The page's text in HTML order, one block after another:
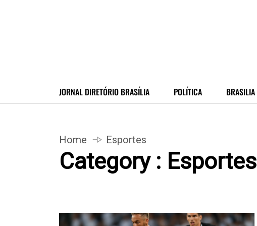
JORNAL DIRETÓRIO BRASÍLIA POLÍTICA BRASILIA
Home Esportes
Category : Esportes